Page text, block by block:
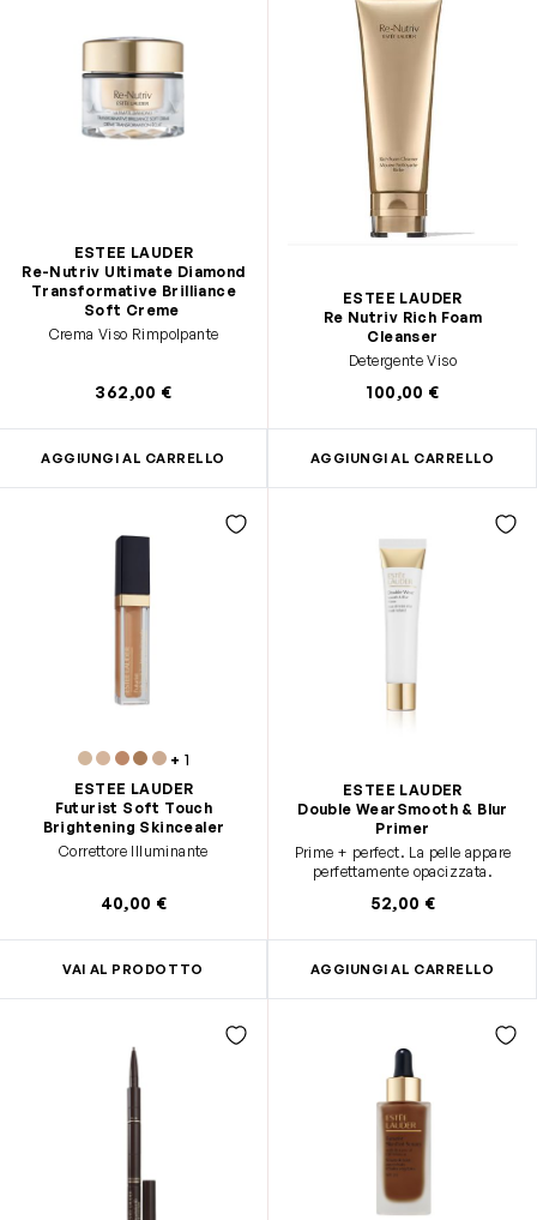
ESTEE LAUDER
Re-Nutriv Ultimate Diamond
Transformative Brilliance
Soft Creme
Crema Viso Rimpolpante
362,00 €
AGGIUNGI AL CARRELLO
ESTEE LAUDER
Re Nutriv Rich Foam
Cleanser
Detergente Viso
100,00 €
AGGIUNGI AL CARRELLO
+ 1
ESTEE LAUDER
Futurist Soft Touch
Brightening Skincealer
Correttore Illuminante
40,00 €
VAI AL PRODOTTO
ESTEE LAUDER
Double WearSmooth & Blur
Primer
Prime + perfect. La pelle appare
perfettamente opacizzata.
52,00 €
AGGIUNGI AL CARRELLO